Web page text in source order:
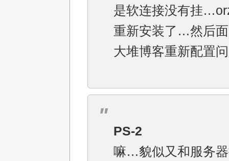
是软连接没有挂
重新安装了…然后
大堆博客重新配置
PS-2
嘛…貌似又和服务